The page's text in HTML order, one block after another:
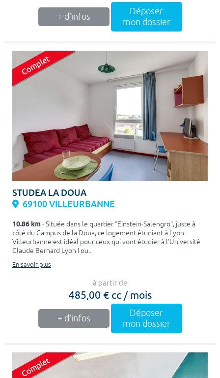
+ d'infos
Déposer
mon dossier
STUDEA LA DOUA
69100 VILLEURBANNE
10.86 km- Située dans le quartier "Einstein-Salengro", juste à
côté du Campus de la Doua, ce logement étudiant à Lyon-
Villeurbanne est idéal pour ceux qui vont étudier à l'Université
Claude Bernard Lyon I ou...
En savoir plus
à partir de
485,00 € cc / mois
+ d'infos
Déposer
mon dossier